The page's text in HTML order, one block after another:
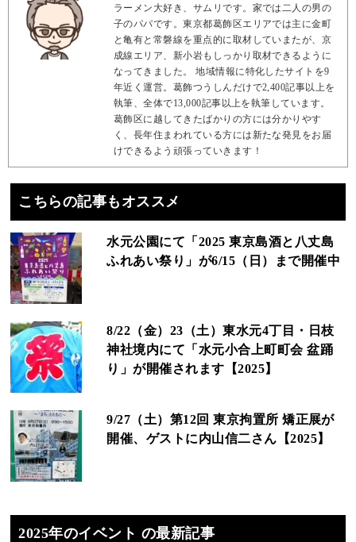
ラーメン大好き、サムリです。家では二人の男の
子のパパです。東京都葛飾区エリアでは主に金町
と亀有と常磐線を重点的に取材していまたが、京
成線エリア、新小岩もしっかり取材できるように
なってきました。 地域情報に特化したサイトを9
年近く運営。葛飾つうしんだけで2,400記事以上を
執筆、全体で13,000記事以上を執筆しています。
葛飾区に越してきたばかりの方には分かりやす
く、長年住まわれている方には新たな発見をお届
けできるよう頑張っていきます！
こちらの記事もオススメ
水元公園にて「2025 東京島酒と八丈島
ふれあい祭り」が6/15（日）まで開催中
8/22（金）23（土）東水元4丁目・日枝
神社境内にて「水元小合上町町会 盆踊
り」が開催されます【2025】
9/27（土）第12回 東京拘置所 矯正展が
開催、ゲストに内山信二さん【2025】
2025年のイベント の最新記事